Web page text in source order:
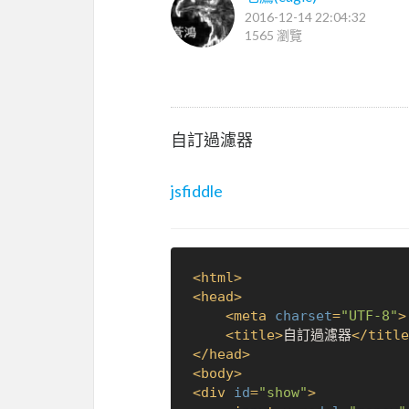
2016-12-14 22:04:32
1565 瀏覽
自訂過濾器
jsfiddle
<html>
<head>
<meta charset="UTF-8">
<title>自訂過濾器</title
</head>
<body>
<div id="show">